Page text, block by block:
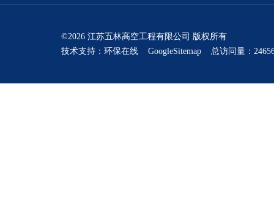
©2026 江苏五林高空工程有限公司 版权所有
技术支持： 环保在线 GoogleSitemap 总访问量：